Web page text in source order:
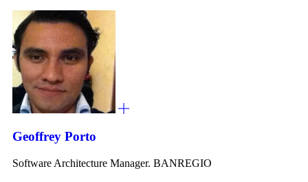
Geoffrey Porto
Software Architecture Manager. BANREGIO